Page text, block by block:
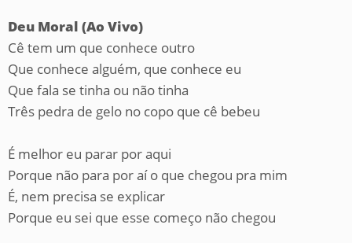
Deu Moral (Ao Vivo)
Cê tem um que conhece outro
Que conhece alguém, que conhece eu
Que fala se tinha ou não tinha
Três pedra de gelo no copo que cê bebeu
É melhor eu parar por aqui
Porque não para por aí o que chegou pra mim
É, nem precisa se explicar
Porque eu sei que esse começo não chegou